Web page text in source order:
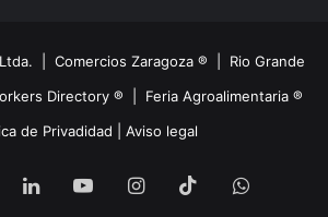
| Comercios Zaragoza ®
Rio Grande
Directory ®
Feria Agroalimentaria ®
de Privadidad
Aviso legal
LinkedInYouTubeInstagram
TikTok